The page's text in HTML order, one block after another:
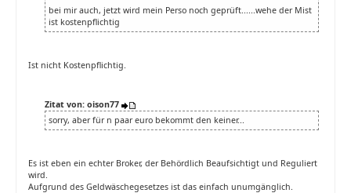
bei mir auch, jetzt wird mein Perso noch geprüft......wehe der Mist
ist kostenpflichtig
Ist nicht Kostenpflichtig.
Zitat von: oison77
sorry, aber für n paar euro bekommt den keiner...
Es ist eben ein echter Broker, der Behördlich Beaufsichtigt und Reguliert
wird.
Aufgrund des Geldwäschegesetzes ist das einfach unumgänglich.